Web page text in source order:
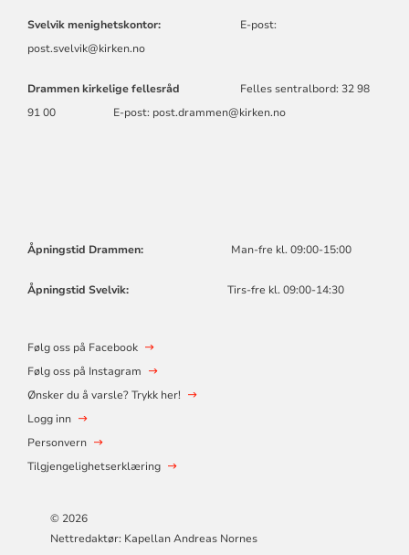
Svelvik menighetskontor:
E-post:
post.svelvik@kirken.no
Drammen kirkelige fellesråd Felles sentralbord: 32 98
91 00 E-post: post.drammen@kirken.no
Åpningstid Drammen: Man-fre kl. 09:00-15:00
Åpningstid Svelvik: Tirs-fre kl. 09:00-14:30
Følg oss på Facebook
Følg oss på Instagram
Ønsker du å varsle? Trykk her!
Logg inn
Personvern
Tilgjengelighetserklæring
© 2026
Nettredaktør: Kapellan Andreas Nornes